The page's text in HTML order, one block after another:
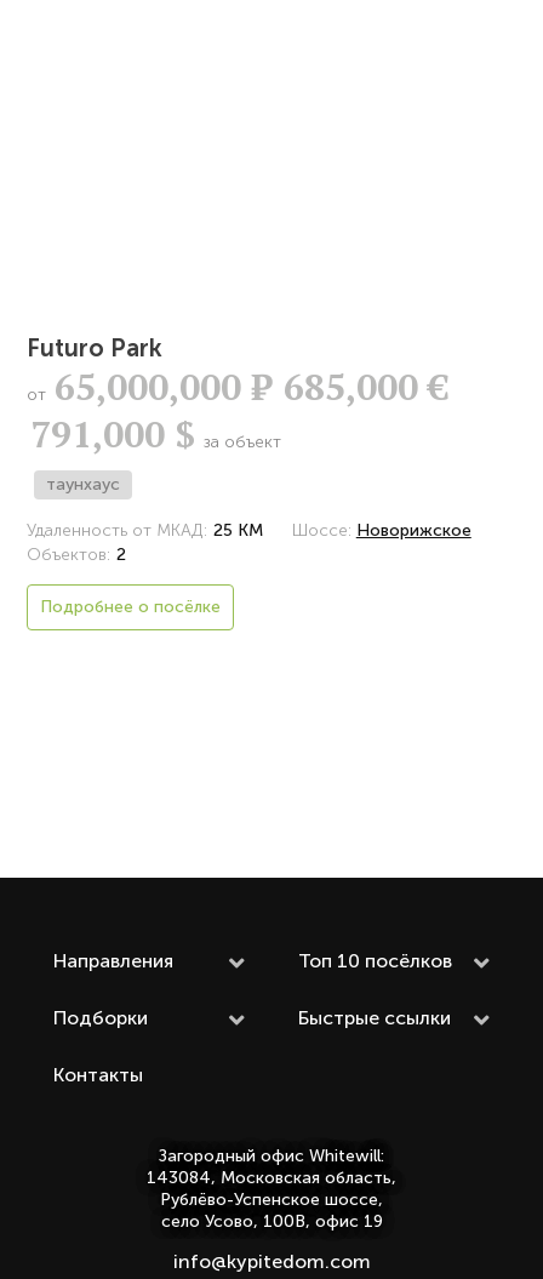
Futuro Park
от 65,000,000Р 685,000 €
791,000 $ за объект
таунхаус
Удаленность от МКАД: 25 КМ Шоссе: Новорижское
Объектов: 2
Подробнее о посёлке
Направления Топ 10 посёлков
Подборки Быстрые ссылки
Контакты
Загородный офис Whitewill:
143084, Московская область,
Рублёво-Успенское шоссе,
село Усово, 100В, офис 19
info@kypitedom.com